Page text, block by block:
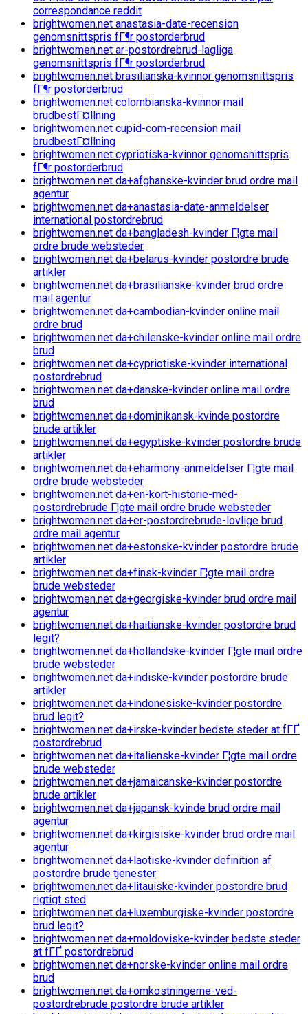
correspondance reddit
brightwomen.net anastasia-date-recension
genomsnittspris fГ¶r postorderbrud
brightwomen.net ar-postordrebrud-lagliga
genomsnittspris fГ¶r postorderbrud
brightwomen.net brasilianska-kvinnor genomsnittspris
fГ¶r postorderbrud
brightwomen.net colombianska-kvinnor mail
brudbestГ¤llning
brightwomen.net cupid-com-recension mail
brudbestГ¤llning
brightwomen.net cypriotiska-kvinnor genomsnittspris
fГ¶r postorderbrud
brightwomen.net da+afghanske-kvinder brud ordre mail
agentur
brightwomen.net da+anastasia-date-anmeldelser
international postordrebrud
brightwomen.net da+bangladesh-kvinder Г¦gte mail
ordre brude websteder
brightwomen.net da+belarus-kvinder postordre brude
artikler
brightwomen.net da+brasilianske-kvinder brud ordre
mail agentur
brightwomen.net da+cambodian-kvinder online mail
ordre brud
brightwomen.net da+chilenske-kvinder online mail ordre
brud
brightwomen.net da+cypriotiske-kvinder international
postordrebrud
brightwomen.net da+danske-kvinder online mail ordre
brud
brightwomen.net da+dominikansk-kvinde postordre
brude artikler
brightwomen.net da+egyptiske-kvinder postordre brude
artikler
brightwomen.net da+eharmony-anmeldelser Г¦gte mail
ordre brude websteder
brightwomen.net da+en-kort-historie-med-
postordrebrude Г¦gte mail ordre brude websteder
brightwomen.net da+er-postordrebrude-lovlige brud
ordre mail agentur
brightwomen.net da+estonske-kvinder postordre brude
artikler
brightwomen.net da+finsk-kvinder Г¦gte mail ordre
brude websteder
brightwomen.net da+georgiske-kvinder brud ordre mail
agentur
brightwomen.net da+haitianske-kvinder postordre brud
legit?
brightwomen.net da+hollandske-kvinder Г¦gte mail ordre
brude websteder
brightwomen.net da+indiske-kvinder postordre brude
artikler
brightwomen.net da+indonesiske-kvinder postordre
brud legit?
brightwomen.net da+irske-kvinder bedste steder at fГҐ
postordrebrud
brightwomen.net da+italienske-kvinder Г¦gte mail ordre
brude websteder
brightwomen.net da+jamaicanske-kvinder postordre
brude artikler
brightwomen.net da+japansk-kvinde brud ordre mail
agentur
brightwomen.net da+kirgisiske-kvinder brud ordre mail
agentur
brightwomen.net da+laotiske-kvinder definition af
postordre brude tjenester
brightwomen.net da+litauiske-kvinder postordre brud
rigtigt sted
brightwomen.net da+luxemburgiske-kvinder postordre
brud legit?
brightwomen.net da+moldoviske-kvinder bedste steder
at fГҐ postordrebrud
brightwomen.net da+norske-kvinder online mail ordre
brud
brightwomen.net da+omkostningerne-ved-
postordrebrude postordre brude artikler